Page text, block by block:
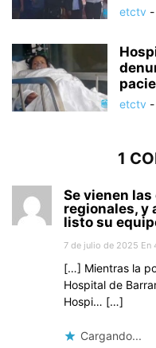
etctv -
etctv -
1
Se vienen
regionales, y
listo su
7 de julio de 2025 En
[…] Mientras la
Hospital de
Hospi… […]
Cargando...